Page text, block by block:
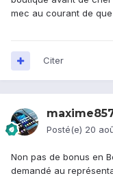
mec au courant de que
Citer
Posté(e) 20
Non pas de bonus en
demandé au